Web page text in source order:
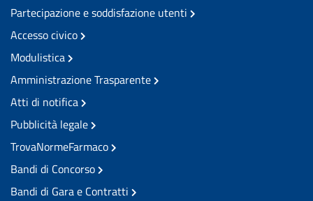
Partecipazione e soddisfazione utenti
Accesso civico
Modulistica
Amministrazione Trasparente
Atti di notifica
Pubblicità legale
TrovaNormeFarmaco
Bandi di Concorso
Bandi di Gara e Contratti